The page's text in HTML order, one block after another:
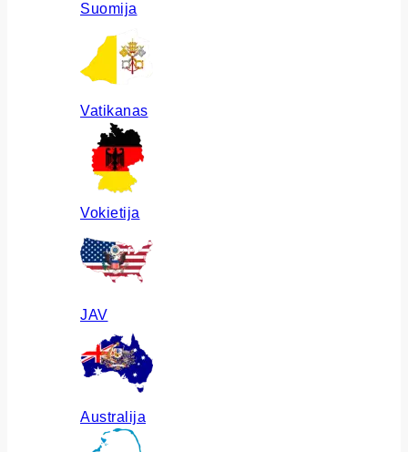
Suomija
Vatikanas
Vokietija
JAV
Australija